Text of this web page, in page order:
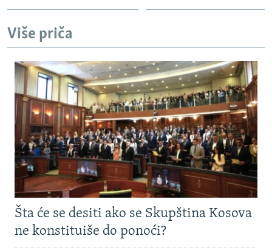
MOJA EVROPA
TRI DECENIJE OD RATA U BIH
SVE KARTE DEJTONA
NASTANAK I RASPAD JUGOSLAVIJE
Više priča
Šta će se desiti ako se Skupština Kosova
ne konstituiše do ponoći?